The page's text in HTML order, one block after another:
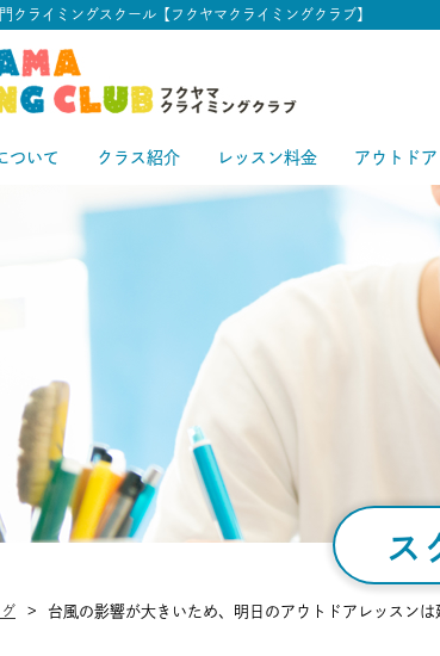
クライミングスクール【フクヤマクライミングクラブ】
ついて クラス紹介 レッスン料金 アウトド
ス
台風の影響が大きいため、明日のアウトドアレッスン